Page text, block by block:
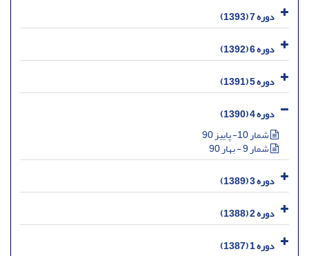
دوره 7 (1393)
دوره 6 (1392)
دوره 5 (1391)
دوره 4 (1390)
شمار 10- پاییز 90
شمار 9 - بهار 90
دوره 3 (1389)
دوره 2 (1388)
دوره 1 (1387)